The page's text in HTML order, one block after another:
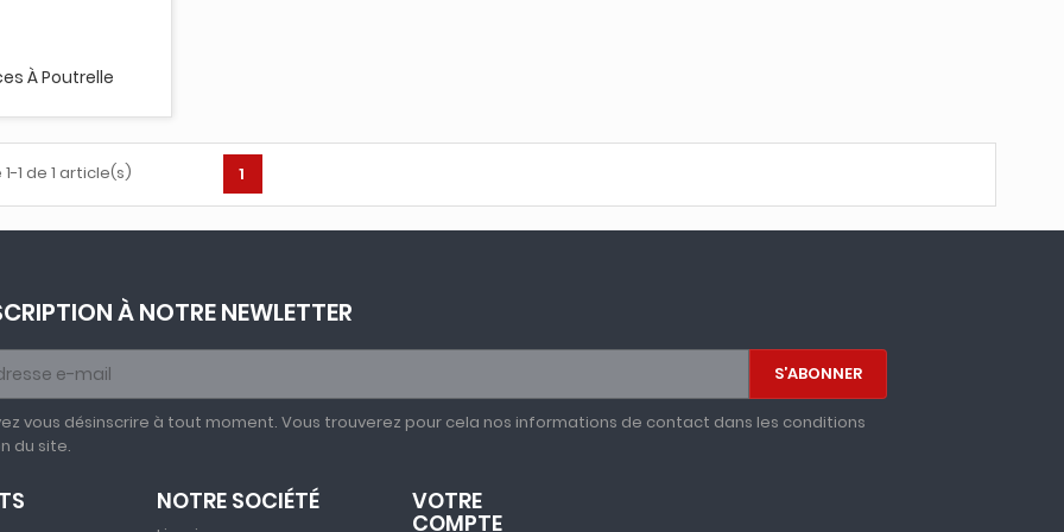
À Poutrelle
1 de 1 article(s) 1
À NOTRE NEWLETTER
vous désinscrire à tout moment. Vous trouverez pour cela nos informations de contact dans les conditions
du site.
NOTRE SOCIÉTÉ VOTRE
COMPTE